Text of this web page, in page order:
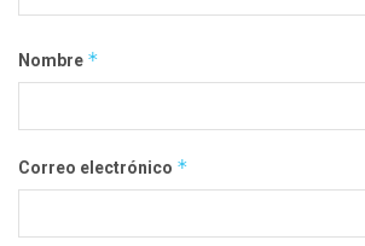
Nombre *
Correo electrónico *